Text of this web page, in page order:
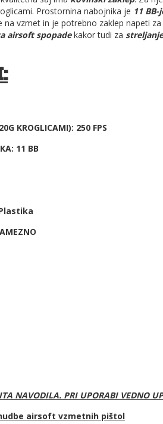
Prostornina nabojnika je 11 BB-
na vzmet in je potrebno zaklep napeti
airsoft spopadekakor tudi za
KROGLICAMI): 250 FPS
11 BB
NAVODILA. PRI UPORABI VEDNO
airsoft vzmetnih pištol